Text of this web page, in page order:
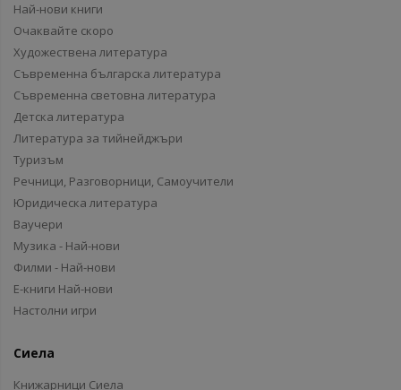
Най-нови книги
Очаквайте скоро
Художествена литература
Съвременна българска литература
Съвременна световна литература
Детска литература
Литература за тийнейджъри
Туризъм
Речници, Разговорници, Самоучители
Юридическа литература
Ваучери
Музика - Най-нови
Филми - Най-нови
Е-книги Най-нови
Настолни игри
Сиела
Книжарници Сиела